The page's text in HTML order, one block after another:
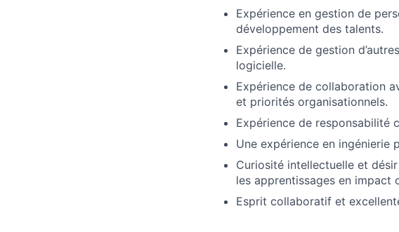
Expérience en gestion de
développement des talents.
Expérience de gestion
logicielle.
Expérience de collaboration
et priorités organisationnels.
Expérience de responsabilité
Une expérience en ingénierie
Curiosité intellectuelle et
les apprentissages en impact
Esprit collaboratif et